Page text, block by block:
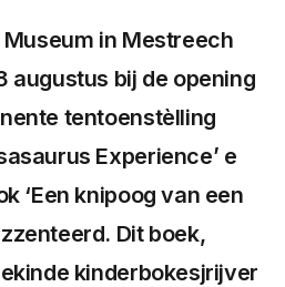
in Mestreech
augustus bij de opening
tentoenstèlling
Experience’ e
‘Een knipoog van een
Dit boek,
kinderbokesjrijver